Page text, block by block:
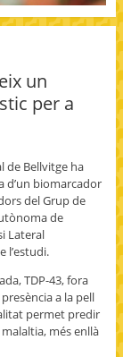
un
per a
de Bellvitge ha
d’un biomarcador
del Grup de
de
Lateral
l’estudi.
TDP-43, fora
a la pell
permet predir
més enllà